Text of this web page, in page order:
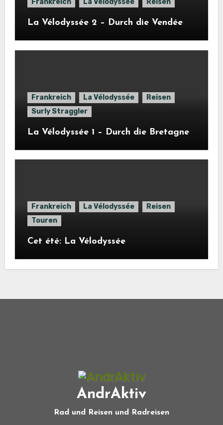
Frankreich La Vélodyssée Reisen
La Vélodyssée 2 – Durch die Vendée
Frankreich La Vélodyssée
Reisen
Surly Straggler
La Vélodyssée 1 – Durch die Bretagne
Frankreich La Vélodyssée
Reisen
Touren
Cet été: La Vélodyssée
AndrAktiv
Rad und Reisen und Radreisen